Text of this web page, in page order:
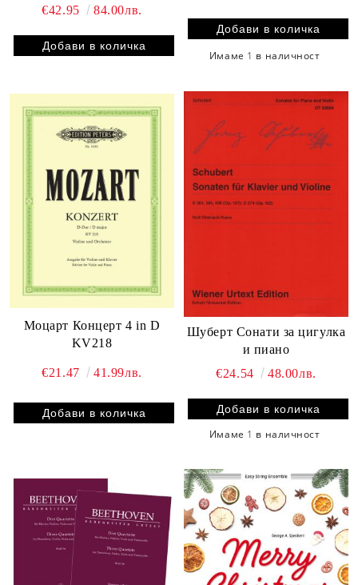
€42.95
84.00лв.
Имаме 1 в наличност
Моцарт Концерт 4 in D
KV218
€21.47 41.99лв.
Шуберт Сонати за цигулка
и пиано
€24.54
48.00лв.
Имаме 1 в наличност